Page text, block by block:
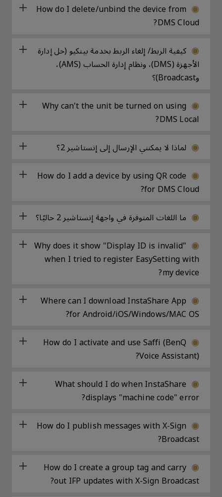
How do I delete/unbind the device from
DMS Cloud?
كيفية الربط/ إلغاء الربط بخدمة بينكيو (حل إدارة
الأجهزة (DMS)، ونظام إدارة الحساب (AMS)،
وBroadcast)؟
Why can't the unit be turned on using
DMS Local?
لماذا لا يمكنني الإرسال إلى إنستاشير 2؟
How do I add a device by using QR code
for DMS Cloud?
ما اللغات المتوفرة في واجهة إنستاشير 2 حاليًا؟
Why does it show "Display ID is invalid"
when I tried to register EasySetting with
my device?
Where can I download InstaShare App
for Android/iOS/Windows/MAC OS?
How do I activate and use Saffi (BenQ
Voice Assistant)?
What should I do when InstaShare
displays "machine code" error?
How do I publish messages with X-Sign
Broadcast?
How do I create a group tag and carry
out IFP updates with X-Sign Broadcast?